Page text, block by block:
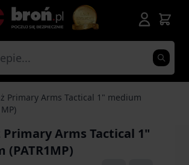
Primary Arms Tactical 1" medium
Primary Arms Tactical 1"
(PATR1MP)